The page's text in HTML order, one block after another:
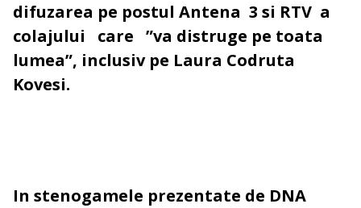
difuzarea pe postul Antena 3 si RTV a
colajului care ”va distruge pe toata
lumea”, inclusiv pe Laura Codruta
Kovesi.
In stenogamele prezentate de DNA